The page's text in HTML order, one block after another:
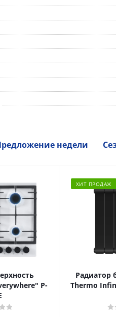
недели
P-
ХИТ ПРОДАЖ
Радиатор
Thermo